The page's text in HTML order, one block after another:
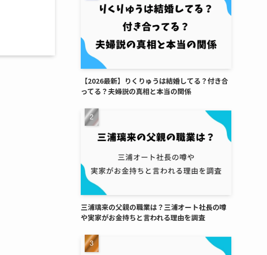
【2026最新】りくりゅうは結婚してる？付き合
ってる？夫婦説の真相と本当の関係
三浦璃来の父親の職業は？三浦オート社長の噂
や実家がお金持ちと言われる理由を調査